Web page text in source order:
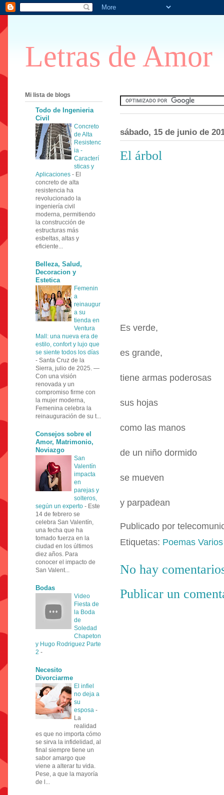
Letras de Amor
sábado, 15 de junio de
El árbol
Es verde,
es grande,
tiene armas poderosas
sus hojas
como las manos
de un niño dormido
se mueven
y parpadean
Publicado por
Etiquetas: Poemas Varios
No hay
Publicar un
Mi lista de blogs
Todo de Ingenieria
Civil
Concreto
de Alta
Resistenc
ia -
Caracterí
sticas y
Aplicaciones - El
concreto de alta
resistencia ha
revolucionado la
ingeniería civil
moderna, permitiendo
la construcción de
estructuras más
esbeltas, altas y
eficiente...
Belleza, Salud,
Decoracion y
Estetica
Femenin
a
reinaugur
a su
tienda en
Ventura
Mall: una nueva era de
estilo, confort y lujo que
se siente todos los días
- Santa Cruz de la
Sierra, julio de 2025. —
Con una visión
renovada y un
compromiso firme con
la mujer moderna,
Femenina celebra la
reinauguración de su t...
Consejos sobre el
Amor, Matrimonio,
Noviazgo
San
Valentín
impacta
en
parejas y
solteros,
según un experto - Este
14 de febrero se
celebra San Valentín,
una fecha que ha
tomado fuerza en la
ciudad en los últimos
diez años. Para
conocer el impacto de
San Valent...
Bodas
Video
Fiesta de
la Boda
de
Soledad
Chapeton
y Hugo Rodriguez Parte
2 -
Necesito
Divorciarme
El infiel
no deja a
su
esposa -
La
realidad
es que no importa cómo
se sirva la infidelidad, al
final siempre tiene un
sabor amargo que
viene a alterar tu vida.
Pese, a que la mayoría
de l...